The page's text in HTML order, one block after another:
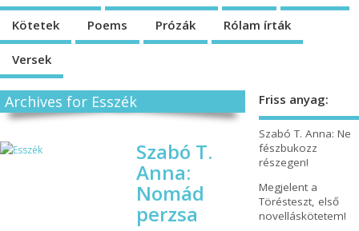
Kötetek Poems Prózák Rólam írták
Versek
Archives for Esszék
Szabó T.
Anna:
Nomád
perzsa
Friss anyag:
Szabó T. Anna: Ne
fészbukozz
részegen!
Megjelent a
Törésteszt, első
novelláskötetem!